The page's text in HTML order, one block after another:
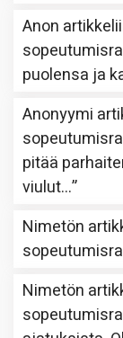
Anon
puolensa ja
Anonyymi
pitää
viulut…”
Nimetön
Nimetön